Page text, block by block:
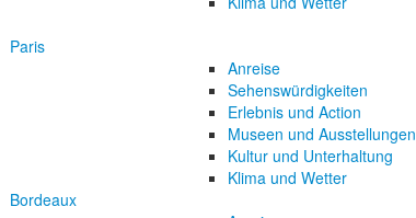
Paris
Anreise
Sehenswürdigkeiten
Erlebnis und Action
Museen und Ausstellungen
Kultur und Unterhaltung
Klima und Wetter
Bordeaux